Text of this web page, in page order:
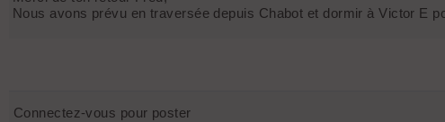
Nous avons prévu en traversée depuis Chabot et dormir à Victor E
Connectez-vous pour poster